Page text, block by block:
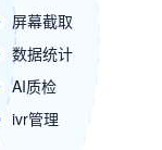
屏幕截取
数据统计
AI质检
ivr管理